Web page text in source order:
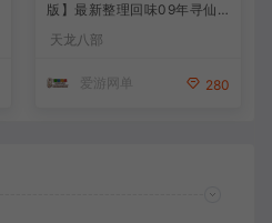
版】最新整理回味09年寻仙
轮回情怀转生超变端带装备回
收体系 GM后台 虚拟机一键
天龙八部
爱游网单 280